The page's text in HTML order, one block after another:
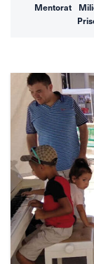
Mentorat